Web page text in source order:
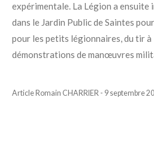
expérimentale. La Légion a ensuite
dans le Jardin Public de Saintes
pour les petits légionnaires, du tir à
démonstrations de manœuvres
Article Romain CHARRIER - 9 septembre